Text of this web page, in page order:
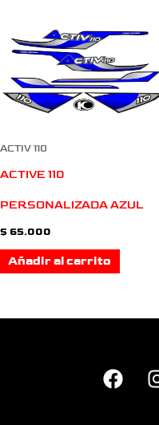
ACTIV 110
ACTIVE 110
PERSONALIZADA AZUL
$ 65.000
Añadir al carrito